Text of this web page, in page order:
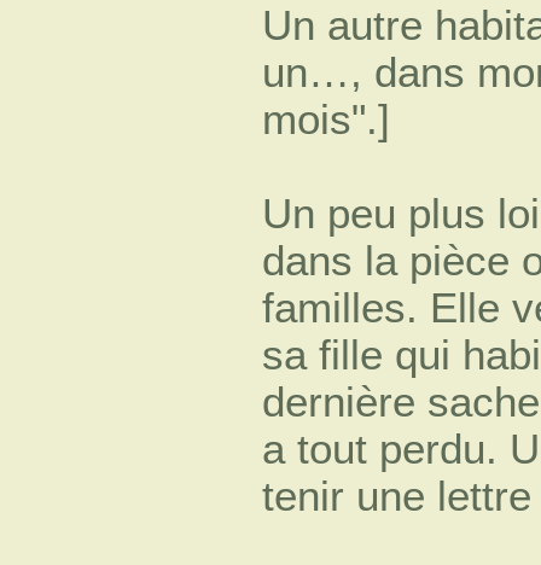
Un autre
un…, dans
mois".]
Un peu plus
dans la pièce
familles. Elle
sa fille qui
dernière
a tout perdu.
tenir une